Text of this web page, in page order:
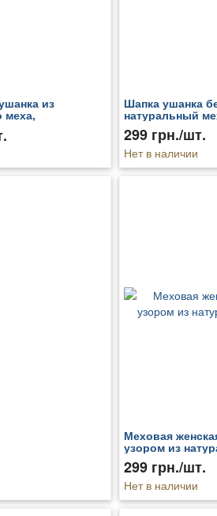
из
меха,
Шапка ушанка
натуральный
299 грн./шт.
Нет в наличии
Меховая
узором из
299 грн./шт.
Нет в наличии